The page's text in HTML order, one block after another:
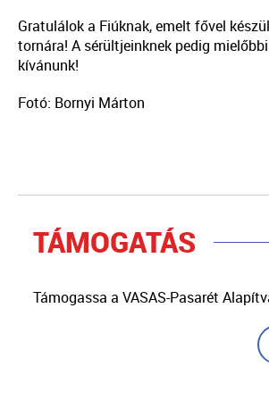
Gratulálok a Fiúknak, emelt fővel
tornára! A sérültjeinknek pedig
kívánunk!
Fotó: Bornyi Márton
TÁMOGATÁS
Támogassa a VASAS-Pasarét